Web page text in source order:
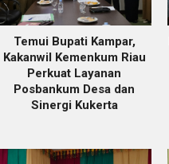
Temui Bupati Kampar,
Kakanwil Kemenkum Riau
Perkuat Layanan
Posbankum Desa dan
Sinergi Kukerta